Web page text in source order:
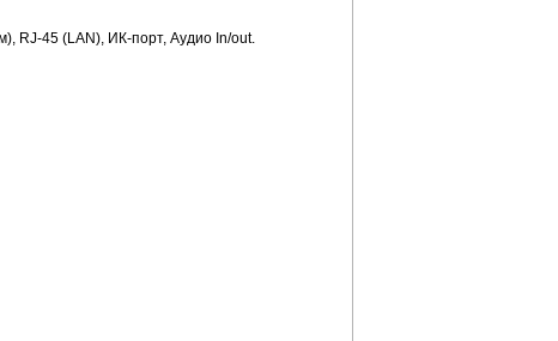
RJ-45 (LAN), ИК-порт, Аудио In/out.